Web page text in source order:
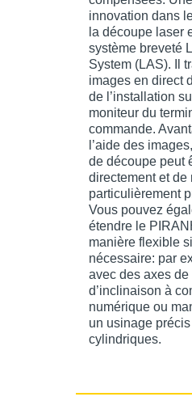
innovation dans
la découpe laser
système breveté
System (LAS). Il
images en direct
de l’installation
moniteur du
commande.
l’aide des
de découpe peut
directement et de
particulièrement
Vous pouvez
étendre le
manière flexible si
nécessaire: par
avec des axes de
d’inclinaison à
numérique ou
un usinage
cylindriques.